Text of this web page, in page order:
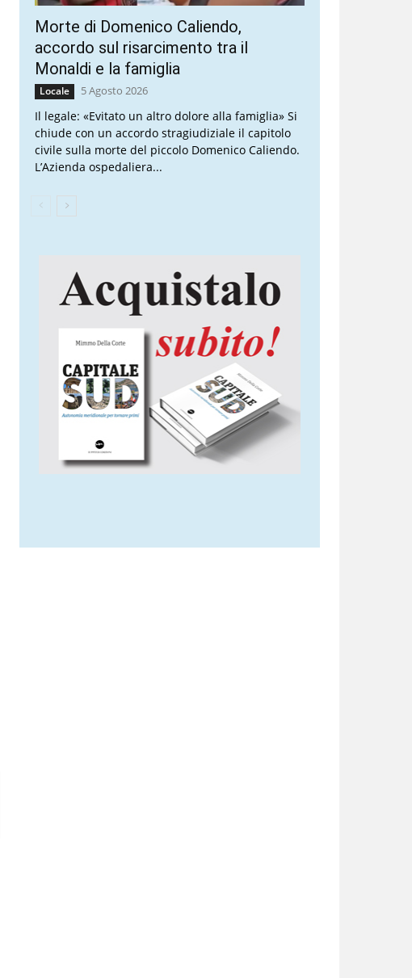
Morte di Domenico Caliendo,
accordo sul risarcimento tra il
Monaldi e la famiglia
Locale 5 Agosto 2026
Il legale: «Evitato un altro dolore alla famiglia» Si
chiude con un accordo stragiudiziale il capitolo
civile sulla morte del piccolo Domenico Caliendo.
L’Azienda ospedaliera...